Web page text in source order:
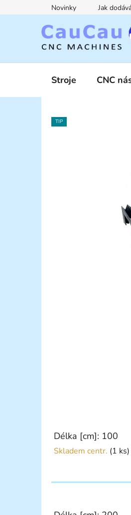
na
Novinky Jak
Stroje CNC
TIP
Délka [cm]: 100
Skladem centr. (1 ks)